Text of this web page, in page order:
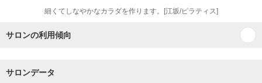
細くてしなやかなカラダを作ります。[江坂/ピラティス]
サロンの利用傾向
サロンデータ